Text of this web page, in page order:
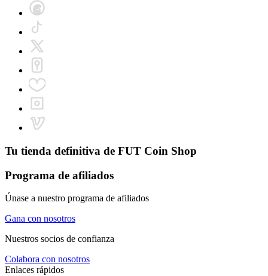
Tu tienda definitiva de FUT Coin Shop
Programa de afiliados
Únase a nuestro programa de afiliados
Gana con nosotros
Nuestros socios de confianza
Colabora con nosotros
Enlaces rápidos